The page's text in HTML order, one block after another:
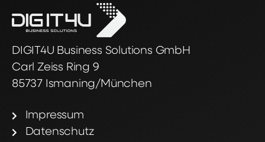
DIGIT4U Business Solutions GmbH
Carl Zeiss Ring 9
85737 Ismaning/München
Impressum
Datenschutz